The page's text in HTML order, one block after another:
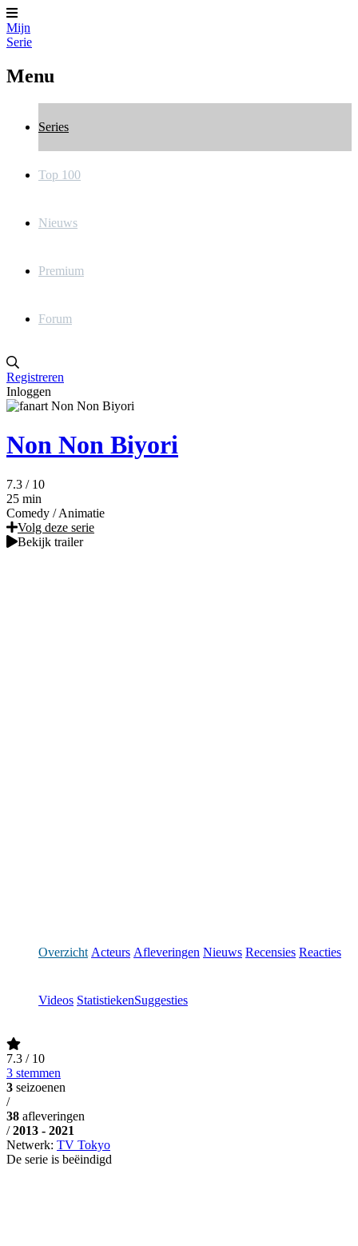
Mijn
Serie
Menu
Series
Top 100
Nieuws
Premium
Forum
Registreren
Inloggen
Non Non Biyori
7.3 / 10
25 min
Comedy / Animatie
Volg deze serie
Bekijk trailer
Overzicht Acteurs Afleveringen Nieuws Recensies Reacties
Videos StatistiekenSuggesties
7.3 / 10
3 stemmen
3 seizoenen
/
38 afleveringen
/ 2013 - 2021
Netwerk: TV Tokyo
De serie is beëindigd